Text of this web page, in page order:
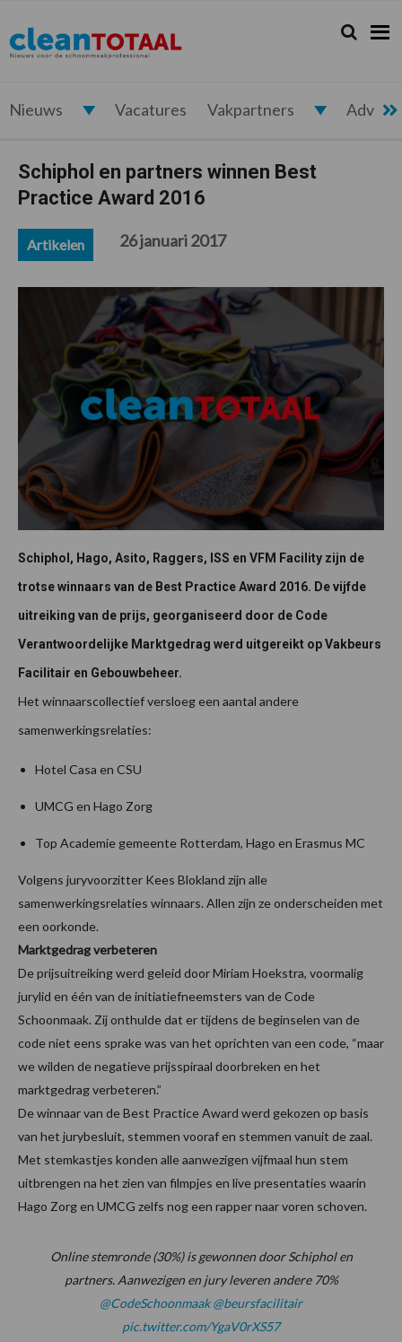
de
hoofdnavigatie
de
hoofd
de
eerste
de
voettekst
Cleantotaal.nl
Het
laatste
voor
schoonmaak
Zoeken...
Zoek
Nieuws Vacatures Vakpartners
Schiphol en partners winnen Best
Practice Award 2016
Artikelen 26 januari 2017
Schiphol, Hago, Asito, Raggers, ISS en VFM Facility zijn de
trotse winnaars van de Best Practice Award 2016. De vijfde
uitreiking van de prijs, georganiseerd door de Code
Verantwoordelijke Marktgedrag werd uitgereikt op Vakbeurs
Facilitair en Gebouwbeheer.
Het winnaarscollectief versloeg een aantal andere
samenwerkingsrelaties:
Hotel Casa en CSU
UMCG en Hago Zorg
Top Academie gemeente Rotterdam, Hago en Erasmus MC
Volgens juryvoorzitter Kees Blokland zijn alle
samenwerkingsrelaties winnaars. Allen zijn ze onderscheiden met
een oorkonde.
Marktgedrag verbeteren
De prijsuitreiking werd geleid door Miriam Hoekstra, voormalig
jurylid en één van de initiatiefneemsters van de Code
Schoonmaak. Zij onthulde dat er tijdens de beginselen van de
code niet eens sprake was van het oprichten van een code, “maar
we wilden de negatieve prijsspiraal doorbreken en het
marktgedrag verbeteren.”
De winnaar van de Best Practice Award werd gekozen op basis
van het jurybesluit, stemmen vooraf en stemmen vanuit de zaal.
Met stemkastjes konden alle aanwezigen vijfmaal hun stem
uitbrengen na het zien van filmpjes en live presentaties waarin
Hago Zorg en UMCG zelfs nog een rapper naar voren schoven.
Online stemronde (30%) is gewonnen door Schiphol en
partners. Aanwezigen en jury leveren andere 70%
@CodeSchoonmaak @beursfacilitair
pic.twitter.com/YgaV0rXS57